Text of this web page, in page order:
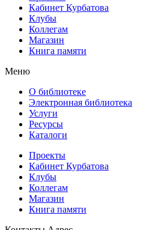
Кабинет Курбатова
Клубы
Коллегам
Магазин
Книга памяти
Меню
О библиотеке
Электронная библиотека
Услуги
Ресурсы
Каталоги
Проекты
Кабинет Курбатова
Клубы
Коллегам
Магазин
Книга памяти